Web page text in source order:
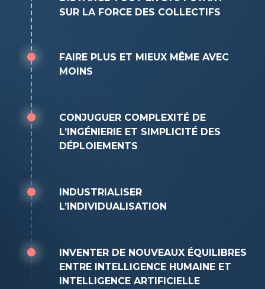
SUR LA FORCE DES COLLECTIFS
FAIRE PLUS ET MIEUX MÊME AVEC
MOINS
CONJUGUER COMPLEXITÉ DE
L’INGÉNIERIE ET SIMPLICITÉ DES
DÉPLOIEMENTS
INDUSTRIALISER
L’INDIVIDUALISATION
INVENTER DE NOUVEAUX ÉQUILIBRES
ENTRE INTELLIGENCE HUMAINE ET
INTELLIGENCE ARTIFICIELLE